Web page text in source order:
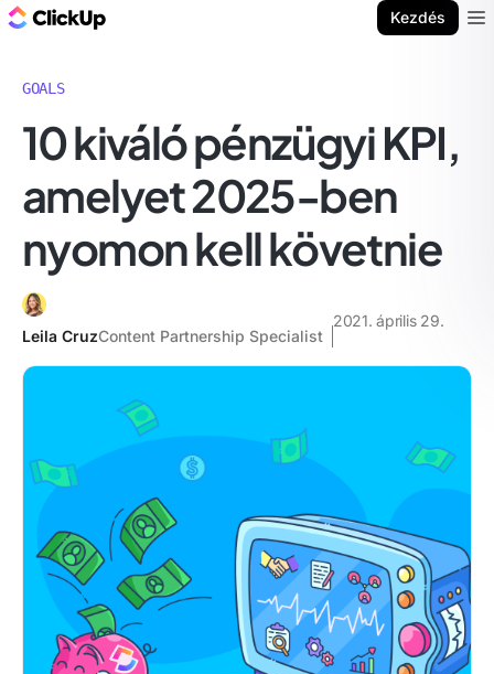
Kezdés
GOALS
10 kiváló pénzügyi KPI,
amelyet 2025-ben
nyomon kell követnie
Leila CruzContent Partnership Specialist
2021. április 29.